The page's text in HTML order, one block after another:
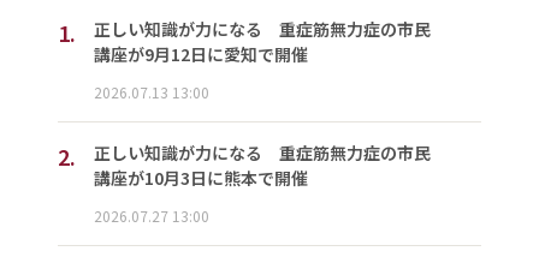
1.
正しい知識が力になる 重症筋無力症の市民
講座が9月12日に愛知で開催
2026.07.13 13:00
2.
正しい知識が力になる 重症筋無力症の市民
講座が10月3日に熊本で開催
2026.07.27 13:00